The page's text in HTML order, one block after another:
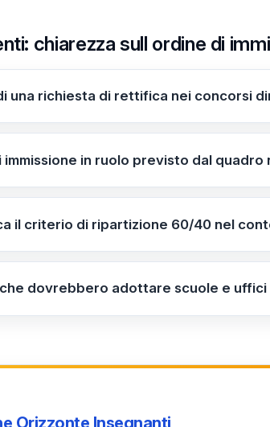
chiarezza sull ordine di
una richiesta di rettifica nei concorsi
chiarire l'interpretazione del quadro
immissione in ruolo previsto dal quadro
Vincitori 2023; 2) Posti Vacanti; 3)
il criterio di ripartizione 60/40 nel
e subordinato alle fasi
dovrebbero adottare scuole e
ufficiale e i riferimenti normativi
Orizzonte Insegnanti